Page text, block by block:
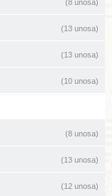
(8 unosa)
(13 unosa)
(13 unosa)
(10 unosa)
(8 unosa)
(13 unosa)
(12 unosa)